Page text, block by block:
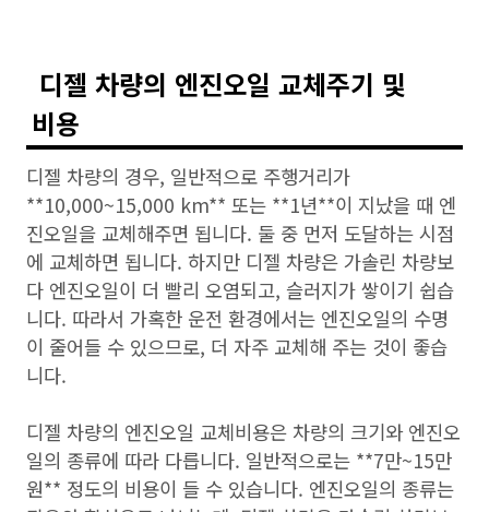
디젤 차량의 엔진오일 교체주기 및
비용
디젤 차량의 경우, 일반적으로 주행거리가
**10,000~15,000 km** 또는 **1년**이 지났을 때 엔
진오일을 교체해주면 됩니다. 둘 중 먼저 도달하는 시점
에 교체하면 됩니다. 하지만 디젤 차량은 가솔린 차량보
다 엔진오일이 더 빨리 오염되고, 슬러지가 쌓이기 쉽습
니다. 따라서 가혹한 운전 환경에서는 엔진오일의 수명
이 줄어들 수 있으므로, 더 자주 교체해 주는 것이 좋습
니다.
디젤 차량의 엔진오일 교체비용은 차량의 크기와 엔진오
일의 종류에 따라 다릅니다. 일반적으로는 **7만~15만
원** 정도의 비용이 들 수 있습니다. 엔진오일의 종류는